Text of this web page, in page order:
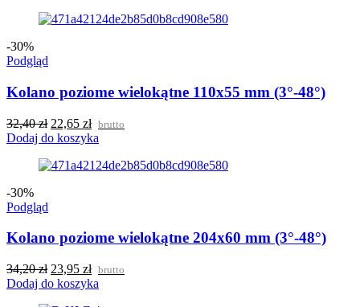
-30%
Podgląd
Kolano poziome wielokątne 110x55 mm (3°-48°)
32,40zł 22,65 zł brutto
Dodaj do koszyka
-30%
Podgląd
Kolano poziome wielokątne 204x60 mm (3°-48°)
34,20zł 23,95 zł brutto
Dodaj do koszyka